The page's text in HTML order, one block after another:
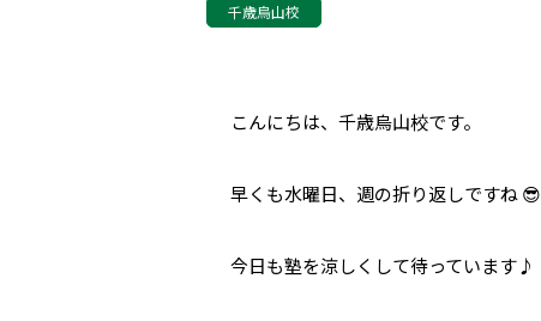
千歳烏山校
こんにちは、千歳烏山校です。
早くも水曜日、週の折り返しですね 😎
今日も塾を涼しくして待っています♪